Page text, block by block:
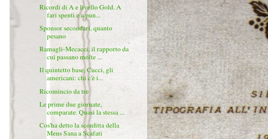
Ricordi di A e livello Gold. A
fari spenti e a pun...
Sponsor secondari, quanto
pesano
Ramagli-Mecacci, il rapporto da
cui passano molte ...
Il quintetto base, Cucci, gli
americani: chi c'è i...
Ricomincio da tre
Le prime due giornate,
comparate. Quasi la stessa ...
Cos'ha detto la sconfitta della
Mens Sana a Scafati